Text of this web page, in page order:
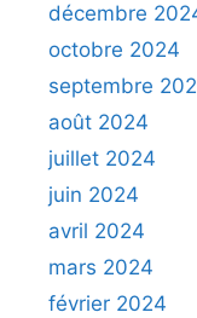
décembre
octobre 2024
septembre
août 2024
juillet 2024
juin 2024
avril 2024
mars 2024
février 2024